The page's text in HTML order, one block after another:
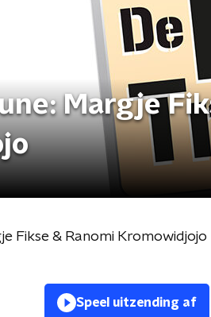
Margje
Fikse & Ranomi Kromowidjojo
Speel uitzending af